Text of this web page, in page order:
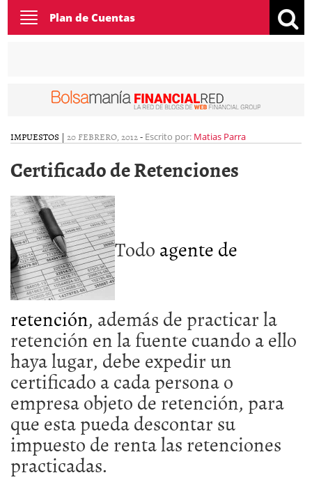
Toggle
navigation
Plan de Cuentas
IMPUESTOS | 20 FEBRERO, 2012- Escrito por: Matias Parra
Certificado de Retenciones
Todoagente de
retención, además de practicar la
retención en la fuente cuando a ello
haya lugar, debe expedir un
certificado a cada persona o
empresa objeto de retención, para
que esta pueda descontar su
impuesto de renta las retenciones
practicadas.